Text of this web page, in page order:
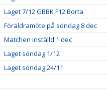
Laget 7/12 GBBK F12 Borta
Föräldramöte på söndag 8 dec
Matchen inställd 1 dec
Laget söndag 1/12
Laget söndag 24/11